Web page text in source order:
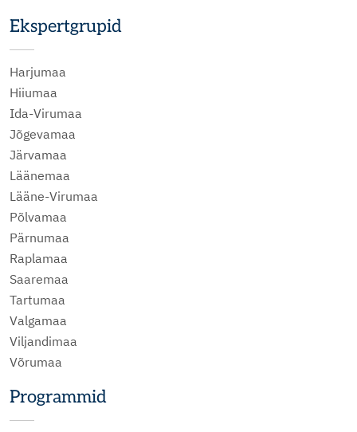
Ekspertgrupid
Harjumaa
Hiiumaa
Ida-Virumaa
Jõgevamaa
Järvamaa
Läänemaa
Lääne-Virumaa
Põlvamaa
Pärnumaa
Raplamaa
Saaremaa
Tartumaa
Valgamaa
Viljandimaa
Võrumaa
Programmid